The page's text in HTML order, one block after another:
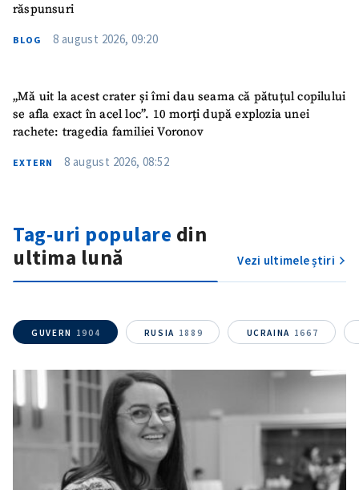
răspunsuri
BLOG 8 august 2026, 09:20
„Mă uit la acest crater și îmi dau seama că pătuțul copilului
se afla exact în acel loc”. 10 morți după explozia unei
rachete: tragedia familiei Voronov
EXTERN 8 august 2026, 08:52
Tag-uri populare din
ultima lună
Vezi ultimele știri
GUVERN 1904 RUSIA 1889 UCRAINA 1667
Fotografie
+ Încarcă imagine
CONTACT SURSĂ
Sursă anonimă
Nume+ Numele meu